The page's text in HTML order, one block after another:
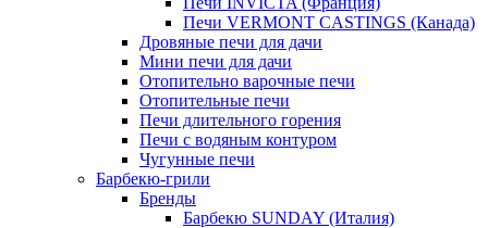
Печи VERMONT CASTINGS (Канада)
Дровяные печи для дачи
Мини печи для дачи
Отопительно варочные печи
Отопительные печи
Печи длительного горения
Печи с водяным контуром
Чугунные печи
Барбекю-грили
Бренды
Барбекю SUNDAY (Италия)